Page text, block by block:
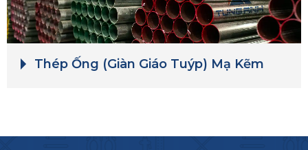
Thép Ống (Giàn Giáo Tuýp) Mạ Kẽm